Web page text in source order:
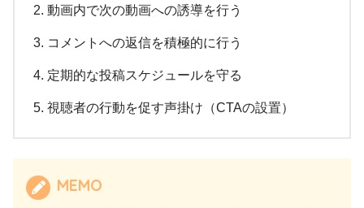
動画内で次の動画への誘導を行う
コメントへの返信を積極的に行う
定期的な投稿スケジュールを守る
視聴者の行動を促す声掛け（CTAの設置）
MEMO